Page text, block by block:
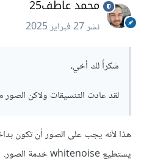
وضع السطر التالي بداخل قائمة INSTALLED_APPS :
ووضع السطر التالي بداخل قائمءة MIDDLEWARE
بعد ذلك يجب عليك إضافة الأكواد
محمد عاطف25
نشر27 فبراير 2025
شكراً لك أخي،
لقد عادت التنسيقات ولاكن الصور
يستطيع whitenoise خدمة الصور.